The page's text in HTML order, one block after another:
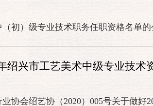
（初）级专业技术职务任职资格名单
绍兴市工艺美术中级专业技术
协会绍艺协（2020）005号关于做